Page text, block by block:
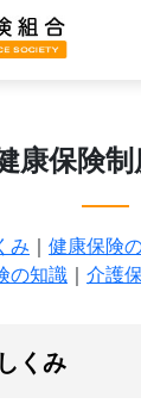
康保険
み ｜ 健康保険
の知識 ｜ 介護
くみ